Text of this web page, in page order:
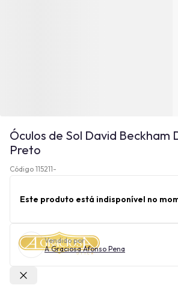
Óculos de Sol David Beckham
Preto
Código 115211-
Este produto está indisponível no
Vendido por
A Graciosa Afonso Pena